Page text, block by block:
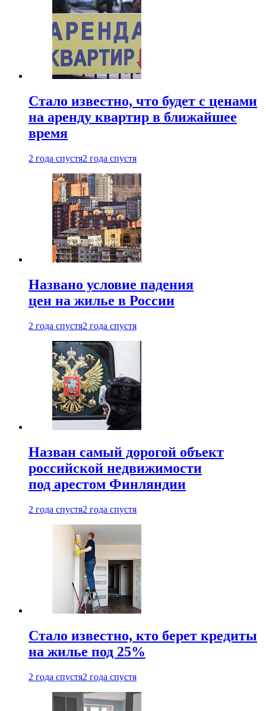
Стало известно, что будет с ценами
на аренду квартир в ближайшее
время
2 года спустя2 года спустя
Названо условие падения
цен на жилье в России
2 года спустя2 года спустя
Назван самый дорогой объект
российской недвижимости
под арестом Финляндии
2 года спустя2 года спустя
Стало известно, кто берет кредиты
на жилье под 25%
2 года спустя2 года спустя